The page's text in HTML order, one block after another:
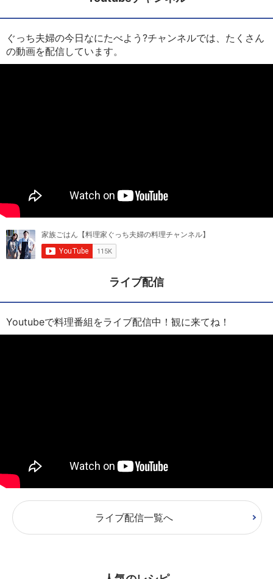
ぐっち夫婦の今日なにたべよう?チャンネルでは、たくさん
の動画を配信しています。
ライブ配信
Youtubeで料理番組をライブ配信中！観に来てね！
ライブ配信一覧へ